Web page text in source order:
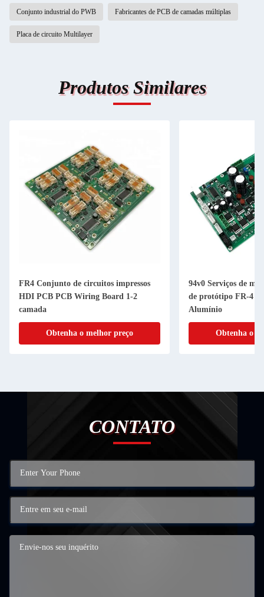
Conjunto industrial do PWB Fabricantes de PCB de camadas múltiplas
Placa de circuito Multilayer
Produtos Similares
FR4 Conjunto de circuitos impressos
HDI PCB PCB Wiring Board 1-2
camada
Obtenha o melhor preço
94v0 Serviços de
de protótipo FR-4
Alumínio
Obtenha o
CONTATO